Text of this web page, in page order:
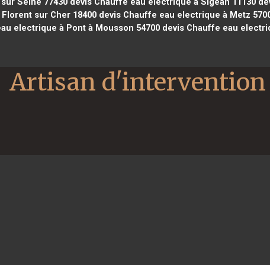
sur Cher 18400 devis Chauffe eau electrique à Metz
electrique à Pont à Mousson 54700 devis Chauffe eau
Artisan d'intervention